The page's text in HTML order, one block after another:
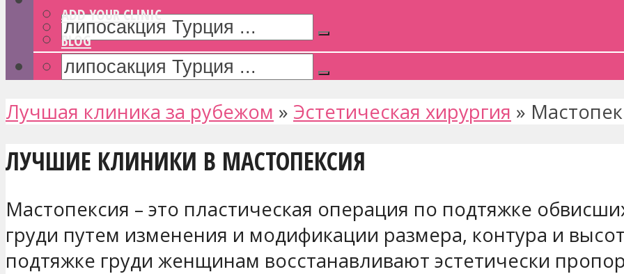
ADD YOUR CLINIC
BLOG
Лучшая клиника за рубежом » Эстетическая хирургия »
ЛУЧШИЕ КЛИНИКИ В МАСТОПЕКСИЯ
Мастопексия – это пластическая операция по подтяжке
груди путем изменения и модификации размера, контура и
подтяжке груди женщинам восстанавливают эстетически